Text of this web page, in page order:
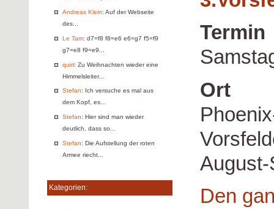
Andreas Klein: Auf der Webseite
des...
Le Tam: d7=f8 f8=e6 e6=g7 f5=f9
g7=e8 f9=e9...
quirl: Zu Weihnachten wieder eine
Himmelsleiter...
Stefan: Ich versuche es mal aus
dem Kopf, es...
Stefan: Hier sind man wieder
deutlich, dass so...
Stefan: Die Aufstellung der roten
Armee riecht...
Kategorien:
Termin
Ort
Den